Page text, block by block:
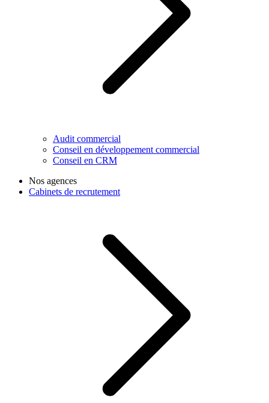
Audit commercial
Conseil en développement commercial
Conseil en CRM
Nos agences
Cabinets de recrutement